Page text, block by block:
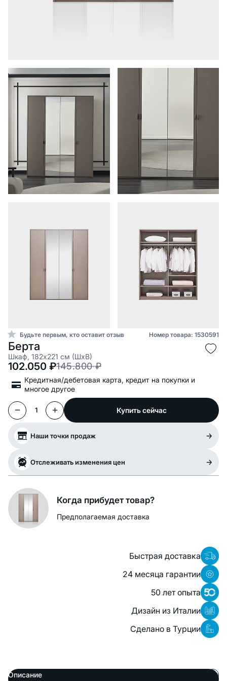
Будьте первым, кто оставит отзыв Номер товара: 1530591
Берта
Шкаф, 182x221 см (ШxВ)
145.800 ₽
102.050 ₽
Кредитная/дебетовая карта, кредит на покупки и
многое другое
1 Купить сейчас
Наши точки продаж
Отслеживать изменения цен
Когда прибудет товар?
Предполагаемая доставка
Быстрая доставка
24 месяца гарантии
50 лет опыта
Дизайн из Италии
Сделано в Турции
Описание